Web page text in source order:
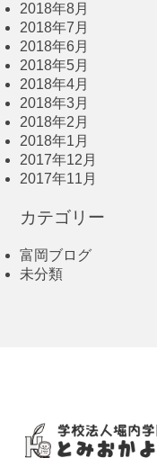
2018年8月
2018年7月
2018年6月
2018年5月
2018年4月
2018年3月
2018年2月
2018年1月
2017年12月
2017年11月
カテゴリー
富岡ブログ
未分類